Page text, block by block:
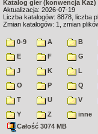
Katalog gier (konwencja Kaz)
Aktualizacja: 2026-07-19
Liczba katalogów: 8878, liczba
Zmian katalogów: 1, zmian
0-9 A B
E
F G
J
K L
O
P Q
T
U V
Y
Z
inne
Całość 3074 MB